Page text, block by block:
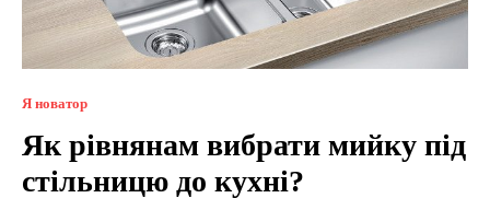
Я новатор
Як рівнянам вибрати мийку під
стільницю до кухні?